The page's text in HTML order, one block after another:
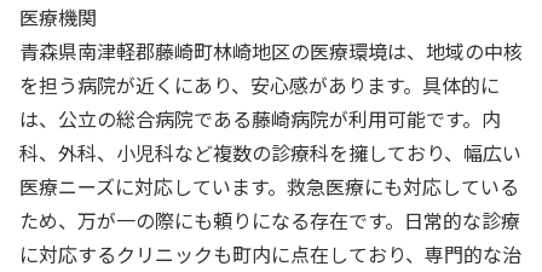
医療機関
青森県南津軽郡藤崎町林崎地区の医療環境は、地域の中核
を担う病院が近くにあり、安心感があります。具体的に
は、公立の総合病院である藤崎病院が利用可能です。内
科、外科、小児科など複数の診療科を擁しており、幅広い
医療ニーズに対応しています。救急医療にも対応している
ため、万が一の際にも頼りになる存在です。日常的な診療
に対応するクリニックも町内に点在しており、専門的な治